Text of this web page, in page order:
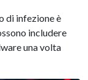
di infezione è
includere
una volta